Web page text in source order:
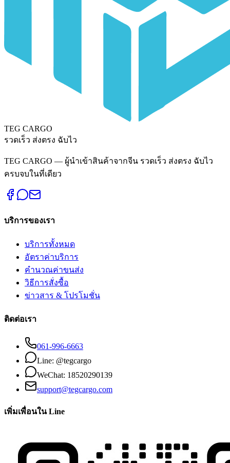
TEG CARGO
รวดเร็ว ส่งตรง ฉับไว
TEG CARGO — ผู้นำเข้าสินค้าจากจีน รวดเร็ว ส่งตรง ฉับไว
ครบจบในที่เดียว
บริการของเรา
บริการทั้งหมด
อัตราค่าบริการ
คำนวณค่าขนส่ง
วิธีการสั่งซื้อ
ข่าวสาร & โปรโมชั่น
ติดต่อเรา
061-996-6663
Line: @tegcargo
WeChat: 18520290139
support@tegcargo.com
เพิ่มเพื่อนใน Line